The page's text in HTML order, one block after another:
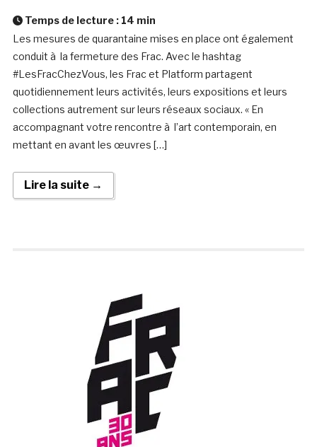
Temps de lecture : 14 min
Les mesures de quarantaine mises en place ont également
conduit à la fermeture des Frac. Avec le hashtag
#LesFracChezVous, les Frac et Platform partagent
quotidiennement leurs activités, leurs expositions et leurs
collections autrement sur leurs réseaux sociaux. « En
accompagnant votre rencontre à l’art contemporain, en
mettant en avant les œuvres […]
Lire la suite →